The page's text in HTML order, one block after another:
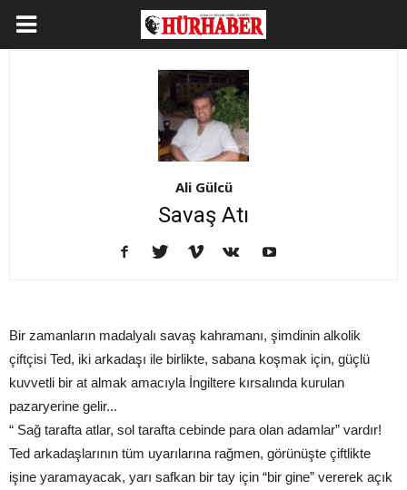
Ali Gülcü
Savaş Atı
Bir zamanların madalyalı savaş kahramanı, şimdinin alkolik
çiftçisi Ted, iki arkadaşı ile birlikte, sabana koşmak için, güçlü
kuvvetli bir at almak amacıyla İngiltere kırsalında kurulan
pazaryerine gelir...
“ Sağ tarafta atlar, sol tarafta cebinde para olan adamlar” vardır!
Ted arkadaşlarının tüm uyarılarına rağmen, görünüşte çiftlikte
işine yaramayacak, yarı safkan bir tay için “bir gine” vererek açık